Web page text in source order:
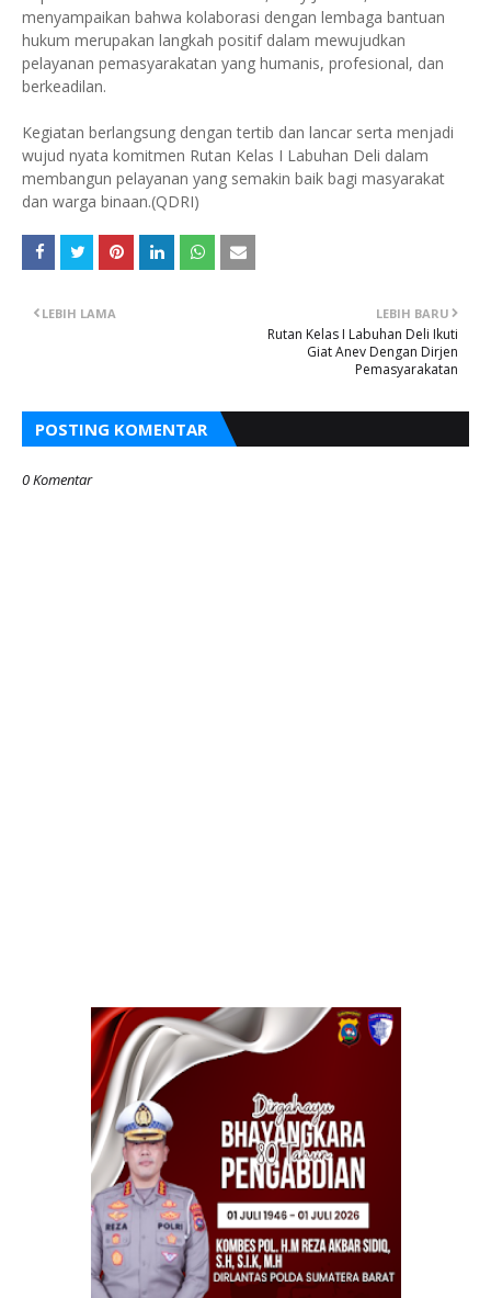
menyampaikan bahwa kolaborasi dengan lembaga bantuan
hukum merupakan langkah positif dalam mewujudkan
pelayanan pemasyarakatan yang humanis, profesional, dan
berkeadilan.
Kegiatan berlangsung dengan tertib dan lancar serta menjadi
wujud nyata komitmen Rutan Kelas I Labuhan Deli dalam
membangun pelayanan yang semakin baik bagi masyarakat
dan warga binaan.(QDRI)
LEBIH BARU
Rutan Kelas I Labuhan Deli Ikuti
Giat Anev Dengan Dirjen
Pemasyarakatan
LEBIH LAMA
POSTING KOMENTAR
0 Komentar